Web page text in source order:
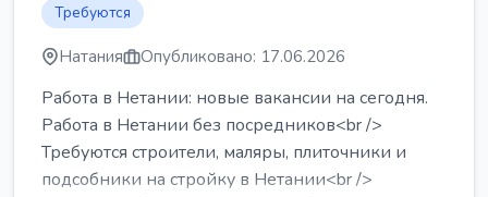
Требуются
Натания Опубликовано: 17.06.2026
Работа в Нетании: новые вакансии на сегодня.
Работа в Нетании без посредников<br />
Требуются строители, маляры, плиточники и
подсобники на стройку в Нетании<br />